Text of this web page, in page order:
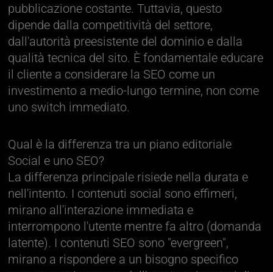
pubblicazione costante. Tuttavia, questo
dipende dalla competitività del settore,
dall'autorità preesistente del dominio e dalla
qualità tecnica del sito. È fondamentale educare
il cliente a considerare la SEO come un
investimento a medio-lungo termine, non come
uno switch immediato.
Qual è la differenza tra un piano editoriale
Social e uno SEO?
La differenza principale risiede nella durata e
nell'intento. I contenuti social sono effimeri,
mirano all'interazione immediata e
interrompono l'utente mentre fa altro (domanda
latente). I contenuti SEO sono "evergreen",
mirano a rispondere a un bisogno specifico